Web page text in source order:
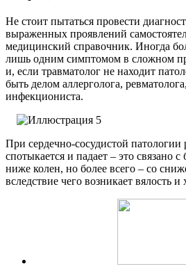
Не стоит пытаться провести
выраженных проявлений
медицинский справочник. Иногда
лишь одним симптомом в сложном
и, если травматолог не находит
быть делом аллерголога,
инфекциониста.
При сердечно-сосудистой патологии
спотыкается и падает – это
ниже колен, но более всего – со
вследствие чего возникает вялость и